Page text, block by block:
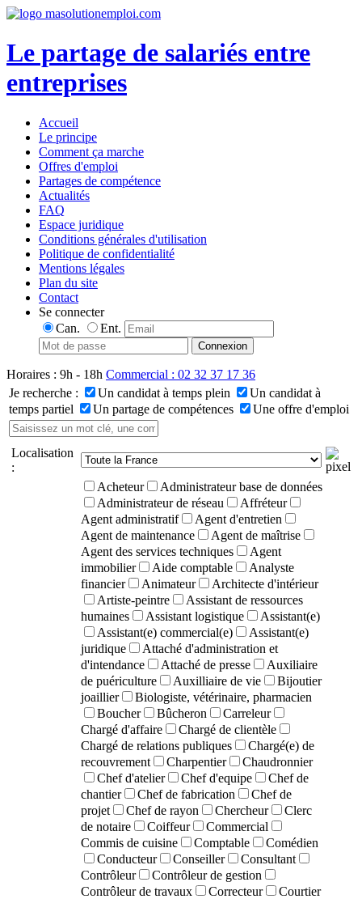
Le partage de salariés entre
entreprises
Accueil
Le principe
Comment ça marche
Offres d'emploi
Partages de compétence
Actualités
FAQ
Espace juridique
Conditions générales d'utilisation
Politique de confidentialité
Mentions légales
Plan du site
Contact
Se connecter
Can.
Ent.
Horaires : 9h - 18h Commercial : 02 32 37 17 36
Je recherche :
Un candidat à temps plein
Un candidat à
temps partiel
Un partage de compétences Une offre d'emploi
Localisation
:
Acheteur
Administrateur base de données
Administrateur de réseau
Affréteur
Agent administratif
Agent d'entretien
Agent de maintenance
Agent de maîtrise
Agent des services techniques
Agent
immobilier
Aide comptable
Analyste
financier
Animateur
Architecte d'intérieur
Artiste-peintre
Assistant de ressources
humaines
Assistant logistique
Assistant(e)
Assistant(e) commercial(e)
Assistant(e)
juridique
Attaché d'administration et
d'intendance
Attaché de presse
Auxiliaire
de puériculture
Auxilliaire de vie
Bijoutier
joaillier
Biologiste, vétérinaire, pharmacien
Boucher
Bûcheron
Carreleur
Chargé d'affaire
Chargé de clientèle
Chargé de relations publiques
Chargé(e) de
recouvrement
Charpentier
Chaudronnier
Chef d'atelier
Chef d'equipe
Chef de
chantier
Chef de fabrication
Chef de
projet
Chef de rayon Chercheur
Clerc
de notaire
Coiffeur
Commercial
Commis de cuisine
Comptable
Comédien
Conducteur
Conseiller
Consultant
Contrôleur
Contrôleur de gestion
Contrôleur de travaux
Correcteur
Courtier